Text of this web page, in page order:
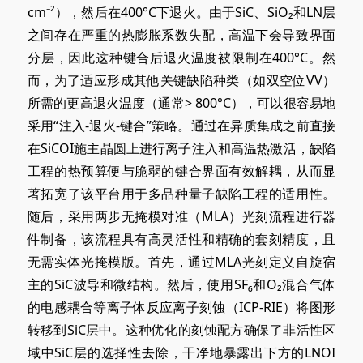
cm⁻²），然后在400°C下退火。由于SiC、SiO₂和LN层
之间存在严重的热膨胀系数失配，高温下会导致界面
分层，因此这种键合后退火温度被限制在400°C。然
而，为了适应形成其他关键缺陷种类（如双空位VV）
所需的更高退火温度（通常> 800°C），可以很容易地
采用“注入-退火-键合”策略。通过在异质集成之前直接
在SiCOI施主晶圆上进行离子注入和高温热激活，缺陷
工程的热预算便与脆弱的键合界面有效解耦，从而显
著拓宽了该平台用于多品种量子缺陷工程的适用性。
随后，采用两步无掩模对准（MLA）光刻流程进行器
件制备，该流程具有高灵活性和精确的套刻精度，且
无需实体光掩模版。首先，通过MLA光刻定义自旋宿
主的SiC波导和微结构。然后，使用SF₆和O₂混合气体
的电感耦合等离子体反应离子刻蚀（ICP-RIE）将图形
转移到SiC层中。这种优化的刻蚀配方确保了非活性区
域中SiC层的选择性去除，干净地暴露出下方的LNOI